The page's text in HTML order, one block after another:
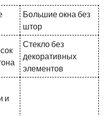
Большие окна без
штор
Стекло без
декоративных
элементов
и